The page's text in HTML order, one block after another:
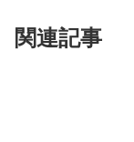
関連記事